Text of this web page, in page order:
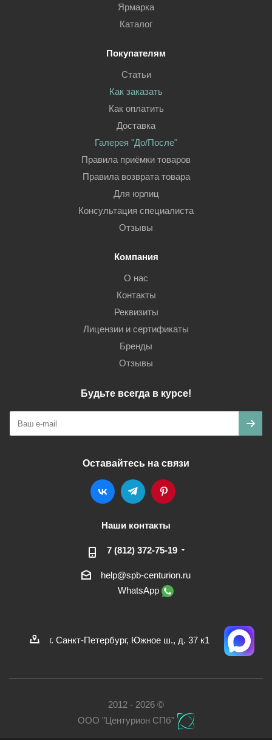
Ярмарка
Каталог
Покупателям
Статьи
Как заказать
Как оплатить
Доставка
Галерея "До/После"
Правила приёмки товаров
Правила возврата товара
Для юрлиц
Консультация специалиста
Отзывы
Компания
О нас
Контакты
Реквизиты
Лицензии и сертификаты
Бренды
Отзывы
Будьте всегда в курсе!
Оставайтесь на связи
Наши контакты
7 (812) 372-75-19
help@spb-centurion.ru
WhatsApp
г. Санкт-Петербург, Южное ш., д. 37 к1
2012 - 2026 ©
ООО "Центурион СПб"